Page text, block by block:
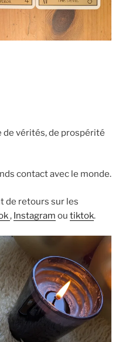
de vérités, de prospérité
contact avec le monde.
de retours sur les
, Instagram ou tiktok.